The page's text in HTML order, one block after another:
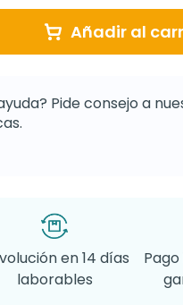
Añadir al
Pide consejo a
en 14 días
laborables
Pago